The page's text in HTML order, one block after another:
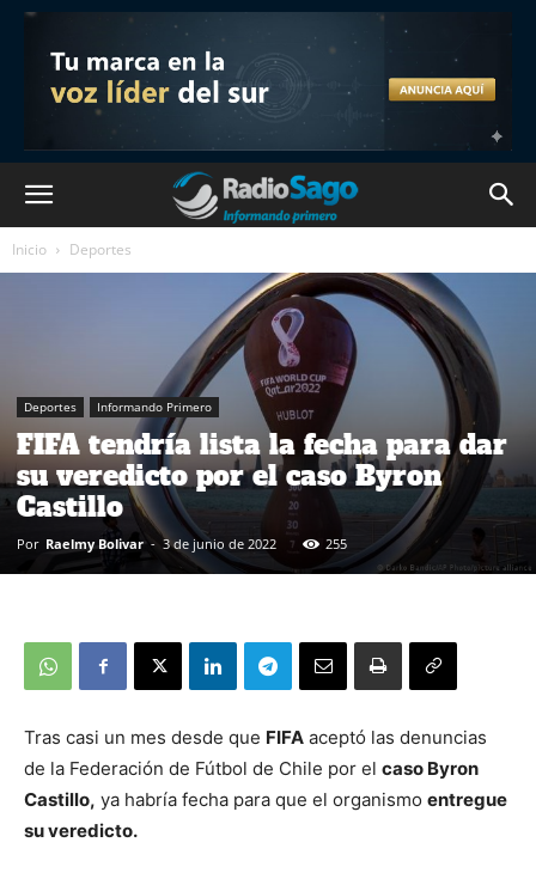
Inicio Deportes
Deportes Informando Primero
FIFA tendría lista la fecha para dar
su veredicto por el caso Byron
Castillo
Por Raelmy Bolivar - 3 de junio de 2022 255
Tras casi un mes desde que FIFA aceptó las denuncias
de la Federación de Fútbol de Chile por el caso Byron
Castillo, ya habría fecha para que el organismo entregue
su veredicto.